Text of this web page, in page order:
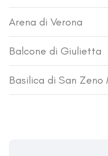
Arena di Verona
Balcone di Giulietta
Basilica di San Zeno